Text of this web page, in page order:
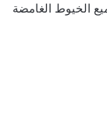
الخيوط الغامضة